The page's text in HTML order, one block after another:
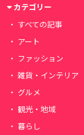
カテゴリー
すべての記事
アート
ファッション
雑貨・インテリア
グルメ
観光・地域
暮らし